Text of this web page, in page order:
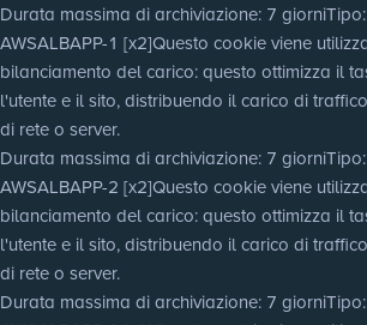
Durata massima di archiviazione: 7 giorniTipo
AWSALBAPP-1 [x2]Questo cookie viene
bilanciamento del carico: questo ottimizza il
l'utente e il sito, distribuendo il carico di
di rete o server.
Durata massima di archiviazione: 7 giorniTipo
AWSALBAPP-2 [x2]Questo cookie viene
bilanciamento del carico: questo ottimizza il
l'utente e il sito, distribuendo il carico di
di rete o server.
Durata massima di archiviazione: 7 giorniTipo